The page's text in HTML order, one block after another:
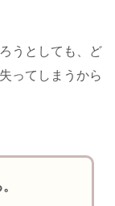
うとしても、ど
ってしまうから